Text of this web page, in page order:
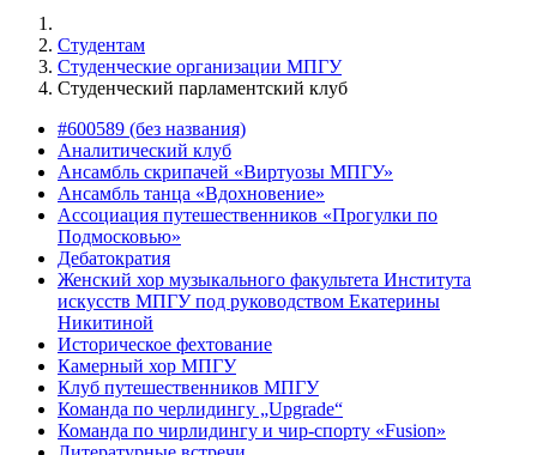
Студентам
Студенческие организации МПГУ
Студенческий парламентский клуб
#600589 (без названия)
Аналитический клуб
Ансамбль скрипачей «Виртуозы МПГУ»
Ансамбль танца «Вдохновение»
Ассоциация путешественников «Прогулки по
Подмосковью»
Дебатократия
Женский хор музыкального факультета Института
искусств МПГУ под руководством Екатерины
Никитиной
Историческое фехтование
Камерный хор МПГУ
Клуб путешественников МПГУ
Команда по черлидингу „Upgrade“
Команда по чирлидингу и чир-спорту «Fusion»